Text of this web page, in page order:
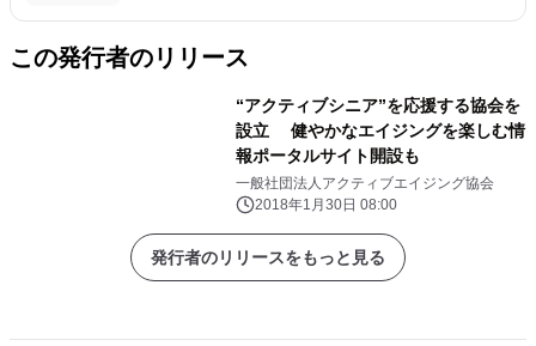
この発行者のリリース
“アクティブシニア”を応援する協会を
設立 健やかなエイジングを楽しむ情
報ポータルサイト開設も
一般社団法人アクティブエイジング協会
2018年1月30日 08:00
発行者のリリースをもっと見る